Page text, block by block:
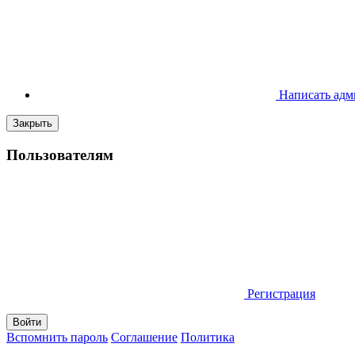
Написать
Закрыть
Пользователям
Регистрация
Вспомнить пароль Соглашение Политика